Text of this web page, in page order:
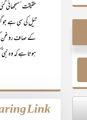
حقیقت‘
تیل کی سی ہے
کے صاف روغن کو
ہوتا ہے کہ وہ
Link